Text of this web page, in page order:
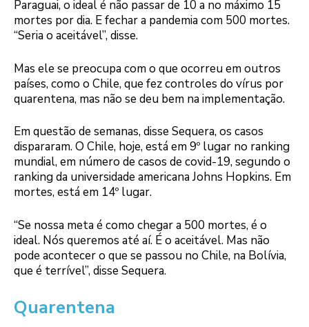
Paraguai, o ideal é não passar de 10 a no máximo 15
mortes por dia. E fechar a pandemia com 500 mortes.
“Seria o aceitável”, disse.
Mas ele se preocupa com o que ocorreu em outros
países, como o Chile, que fez controles do vírus por
quarentena, mas não se deu bem na implementação.
Em questão de semanas, disse Sequera, os casos
dispararam. O Chile, hoje, está em 9º lugar no ranking
mundial, em número de casos de covid-19, segundo o
ranking da universidade americana Johns Hopkins. Em
mortes, está em 14º lugar.
“Se nossa meta é como chegar a 500 mortes, é o
ideal. Nós queremos até aí. É o aceitável. Mas não
pode acontecer o que se passou no Chile, na Bolívia,
que é terrível”, disse Sequera.
Quarentena